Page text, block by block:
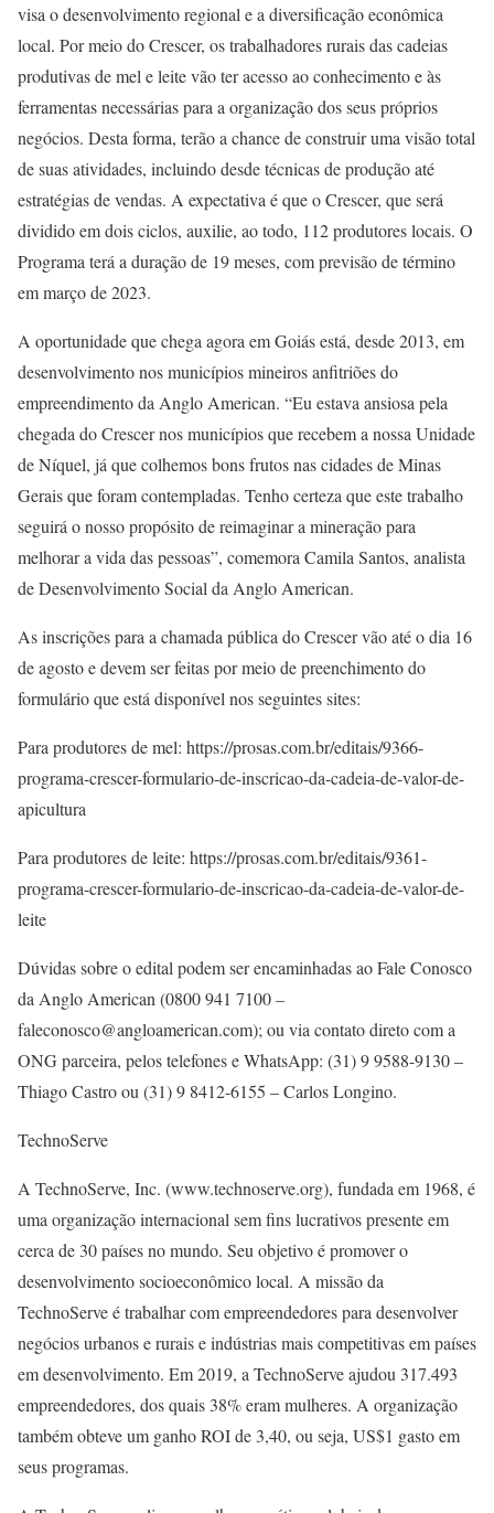
visa o desenvolvimento regional e a diversificação econômica
local. Por meio do Crescer, os trabalhadores rurais das cadeias
produtivas de mel e leite vão ter acesso ao conhecimento e às
ferramentas necessárias para a organização dos seus próprios
negócios. Desta forma, terão a chance de construir uma visão total
de suas atividades, incluindo desde técnicas de produção até
estratégias de vendas. A expectativa é que o Crescer, que será
dividido em dois ciclos, auxilie, ao todo, 112 produtores locais. O
Programa terá a duração de 19 meses, com previsão de término
em março de 2023.
A oportunidade que chega agora em Goiás está, desde 2013, em
desenvolvimento nos municípios mineiros anfitriões do
empreendimento da Anglo American. “Eu estava ansiosa pela
chegada do Crescer nos municípios que recebem a nossa Unidade
de Níquel, já que colhemos bons frutos nas cidades de Minas
Gerais que foram contempladas. Tenho certeza que este trabalho
seguirá o nosso propósito de reimaginar a mineração para
melhorar a vida das pessoas”, comemora Camila Santos, analista
de Desenvolvimento Social da Anglo American.
As inscrições para a chamada pública do Crescer vão até o dia 16
de agosto e devem ser feitas por meio de preenchimento do
formulário que está disponível nos seguintes sites:
Para produtores de mel: https://prosas.com.br/editais/9366-
programa-crescer-formulario-de-inscricao-da-cadeia-de-valor-de-
apicultura
Para produtores de leite: https://prosas.com.br/editais/9361-
programa-crescer-formulario-de-inscricao-da-cadeia-de-valor-de-
leite
Dúvidas sobre o edital podem ser encaminhadas ao Fale Conosco
da Anglo American (0800 941 7100 –
faleconosco@angloamerican.com); ou via contato direto com a
ONG parceira, pelos telefones e WhatsApp: (31) 9 9588-9130 –
Thiago Castro ou (31) 9 8412-6155 – Carlos Longino.
TechnoServe
A TechnoServe, Inc. (www.technoserve.org), fundada em 1968, é
uma organização internacional sem fins lucrativos presente em
cerca de 30 países no mundo. Seu objetivo é promover o
desenvolvimento socioeconômico local. A missão da
TechnoServe é trabalhar com empreendedores para desenvolver
negócios urbanos e rurais e indústrias mais competitivas em países
em desenvolvimento. Em 2019, a TechnoServe ajudou 317.493
empreendedores, dos quais 38% eram mulheres. A organização
também obteve um ganho ROI de 3,40, ou seja, US$1 gasto em
seus programas.